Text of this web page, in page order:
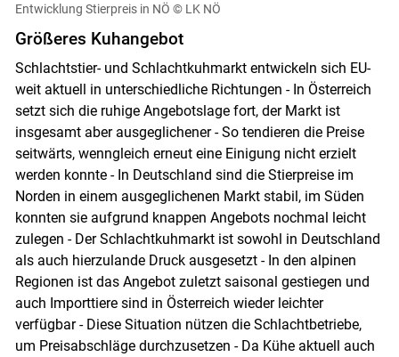
Skip to main content
Entwicklung Stierpreis in NÖ © LK NÖ
Größeres Kuhangebot
Schlachtstier- und Schlachtkuhmarkt entwickeln sich EU-
weit aktuell in unterschiedliche Richtungen - In Österreich
setzt sich die ruhige Angebotslage fort, der Markt ist
insgesamt aber ausgeglichener - So tendieren die Preise
seitwärts, wenngleich erneut eine Einigung nicht erzielt
werden konnte - In Deutschland sind die Stierpreise im
Norden in einem ausgeglichenen Markt stabil, im Süden
konnten sie aufgrund knappen Angebots nochmal leicht
zulegen - Der Schlachtkuhmarkt ist sowohl in Deutschland
als auch hierzulande Druck ausgesetzt - In den alpinen
Regionen ist das Angebot zuletzt saisonal gestiegen und
auch Importtiere sind in Österreich wieder leichter
verfügbar - Diese Situation nützen die Schlachtbetriebe,
um Preisabschläge durchzusetzen - Da Kühe aktuell auch